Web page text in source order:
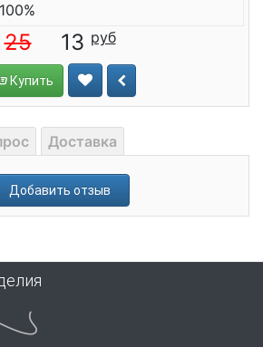
25 13
Купить
Доставка
Добавить отзыв